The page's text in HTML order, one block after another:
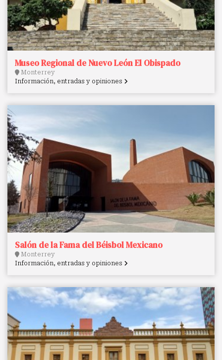
Museo Regional de Nuevo León El Obispado
Monterrey
Información, entradas y opiniones
Salón de la Fama del Béisbol Mexicano
Monterrey
Información, entradas y opiniones